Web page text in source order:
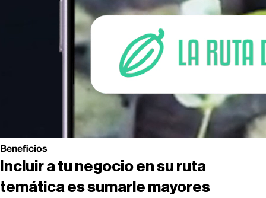
Beneficios
Incluir a tu negocio en su ruta
temática es sumarle mayores